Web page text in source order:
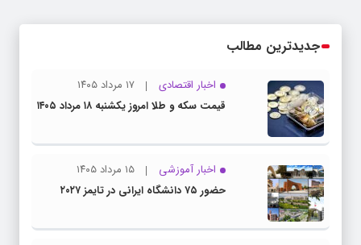
جدیدترین مطالب
اخبار اقتصادی
۱۷ مرداد ۱۴۰۵
قیمت سکه و طلا امروز یکشنبه ۱۸ مرداد ۱۴۰۵
اخبار آموزشی
۱۵ مرداد ۱۴۰۵
حضور ۷۵ دانشگاه ایرانی در تایمز ۲۰۲۷